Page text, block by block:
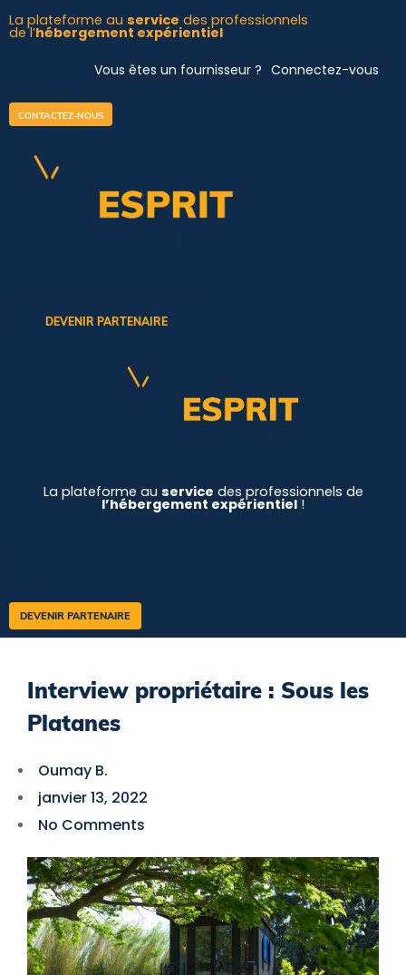
Aller
au
La plateforme au service des professionnels
de l’hébergement expérientiel
Vous êtes un fournisseur ? Connectez-vous
CONTACTEZ-NOUS
DEVENIR PARTENAIRE
La plateforme au service des professionnels de
l’hébergement expérientiel !
DEVENIR PARTENAIRE
Interview propriétaire : Sous les
Platanes
Oumay B.
janvier 13, 2022
No Comments